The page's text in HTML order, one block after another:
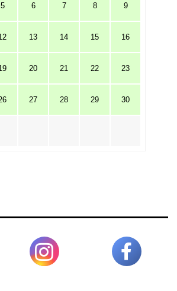
5 6 7 8 9
13 14 15 16
20 21 22 23
27 28 29 30